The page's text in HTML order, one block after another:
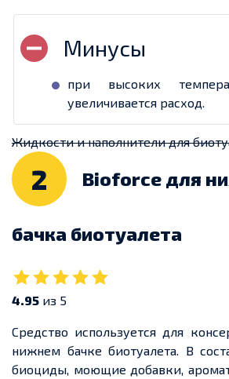
при высоких
увеличивается расход.
Жидкости и наполнители для
2 Bioforce для
бачка биотуалета
4.95 из 5
Средство используется для
нижнем бачке биотуалета. В
биоциды, моющие добавки,